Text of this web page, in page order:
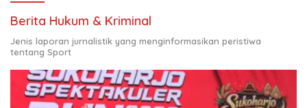
Berita Hukum & Kriminal
Jenis laporan jurnalistik yang menginformasikan peristiwa
tentang Sport